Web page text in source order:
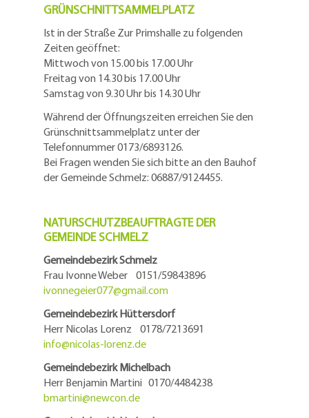
GRÜNSCHNITTSAMMELPLATZ
Ist in der Straße Zur Primshalle zu folgenden
Zeiten geöffnet:
Mittwoch von 15.00 bis 17.00 Uhr
Freitag von 14.30 bis 17.00 Uhr
Samstag von 9.30 Uhr bis 14.30 Uhr
Während der Öffnungszeiten erreichen Sie den
Grünschnittsammelplatz unter der
Telefonnummer 0173/6893126.
Bei Fragen wenden Sie sich bitte an den Bauhof
der Gemeinde Schmelz: 06887/9124455.
NATURSCHUTZBEAUFTRAGTE DER
GEMEINDE SCHMELZ
Gemeindebezirk Schmelz
Frau Ivonne Weber 0151/59843896
ivonnegeier077@gmail.com
Gemeindebezirk Hüttersdorf
Herr Nicolas Lorenz 0178/7213691
info@nicolas-lorenz.de
Gemeindebezirk Michelbach
Herr Benjamin Martini 0170/4484238
bmartini@newcon.de